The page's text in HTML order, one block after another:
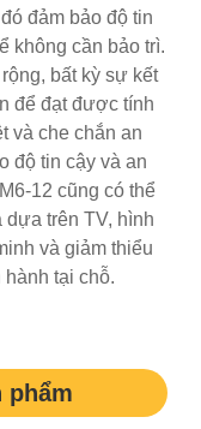
đảm bảo độ tin
không cần bảo trì.
bất kỳ sự kết
để đạt được tính
và che chắn an
độ tin cậy và an
12 cũng có thể
trên TV, hình
và giảm thiểu
tại chỗ.
phẩm